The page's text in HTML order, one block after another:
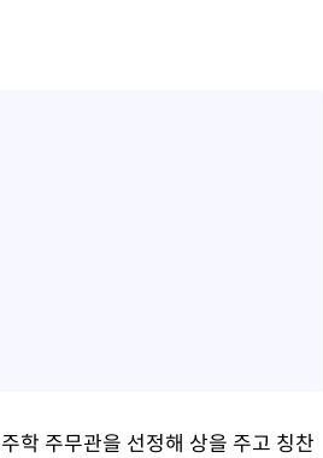
학 주무관을 선정해 상을 주고 칭찬